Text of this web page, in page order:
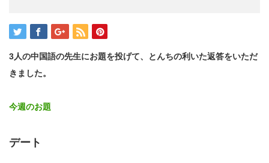
3人の中国語の先生にお題を投げて、とんちの利いた返答をいただ
きました。
今週のお題
デート